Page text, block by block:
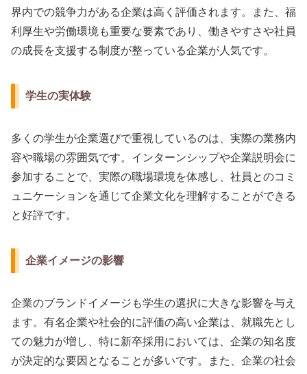
界内での競争力がある企業は高く評価されます。また、福
利厚生や労働環境も重要な要素であり、働きやすさや社員
の成長を支援する制度が整っている企業が人気です。
学生の実体験
多くの学生が企業選びで重視しているのは、実際の業務内
容や職場の雰囲気です。インターンシップや企業説明会に
参加することで、実際の職場環境を体感し、社員とのコミ
ュニケーションを通じて企業文化を理解することができる
と好評です。
企業イメージの影響
企業のブランドイメージも学生の選択に大きな影響を与え
ます。有名企業や社会的に評価の高い企業は、就職先とし
ての魅力が増し、特に新卒採用においては、企業の知名度
が決定的な要因となることが多いです。また、企業の社会